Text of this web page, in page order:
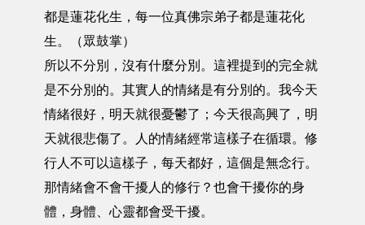
都是蓮花化生，每一位真佛宗弟子都是蓮花化
生。（眾鼓掌）
所以不分別，沒有什麼分別。這裡提到的完全就
是不分別的。其實人的情緒是有分別的。我今天
情緒很好，明天就很憂鬱了；今天很高興了，明
天就很悲傷了。人的情緒經常這樣子在循環。修
行人不可以這樣子，每天都好，這個是無念行。
那情緒會不會干擾人的修行？也會干擾你的身
體，身體、心靈都會受干擾。